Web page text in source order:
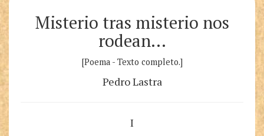
Misterio tras misterio nos
rodean…
[Poema - Texto completo.]
Pedro Lastra
I